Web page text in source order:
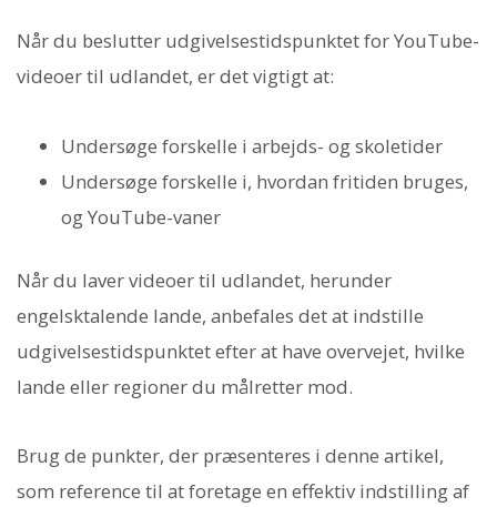
Når du beslutter udgivelsestidspunktet for YouTube-
videoer til udlandet, er det vigtigt at:
Undersøge forskelle i arbejds- og skoletider
Undersøge forskelle i, hvordan fritiden bruges,
og YouTube-vaner
Når du laver videoer til udlandet, herunder
engelsktalende lande, anbefales det at indstille
udgivelsestidspunktet efter at have overvejet, hvilke
lande eller regioner du målretter mod.
Brug de punkter, der præsenteres i denne artikel,
som reference til at foretage en effektiv indstilling af